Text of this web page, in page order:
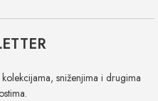
sniženjima i drugima